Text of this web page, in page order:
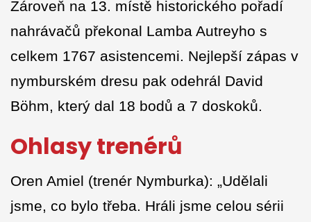
Zároveň na 13. místě historického pořadí
nahrávačů překonal Lamba Autreyho s
celkem 1767 asistencemi. Nejlepší zápas v
nymburském dresu pak odehrál David
Böhm, který dal 18 bodů a 7 doskoků.
Ohlasy trenérů
Oren Amiel (trenér Nymburka): „Udělali
jsme, co bylo třeba. Hráli jsme celou sérii